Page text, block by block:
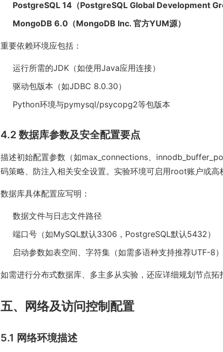
PostgreSQL 14（PostgreSQL Global Development
MongoDB 6.0（MongoDB Inc. 官方YUM源）
重要依赖环境应包括：
运行所需的JDK（如使用Java应用连接）
驱动包版本（如JDBC 8.0.30）
Python环境与pymysql/psycopg2等包版本
4.2 数据库参数及安全配置要点
描述初始配置参数（如max_connections、
码策略、防注入相关安全设置。实验环境可启用root账户或高
数据库具体配置应写明：
数据文件与日志文件路径
端口号（如MySQL默认3306，PostgreSQL默认5432）
启动参数如表空间、字符集（如需多语种支持推荐UTF-8）
如需进行分布式数据库、多主多从实验，还应详细规划节点拓
五、网络及访问控制配置
5.1 网络环境描述